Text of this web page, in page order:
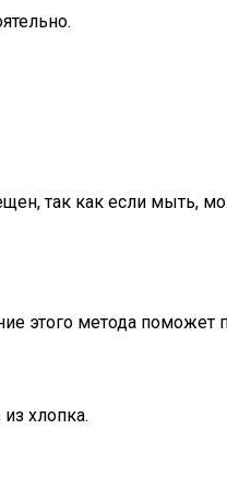
так как если мыть,
этого метода
хлопка.